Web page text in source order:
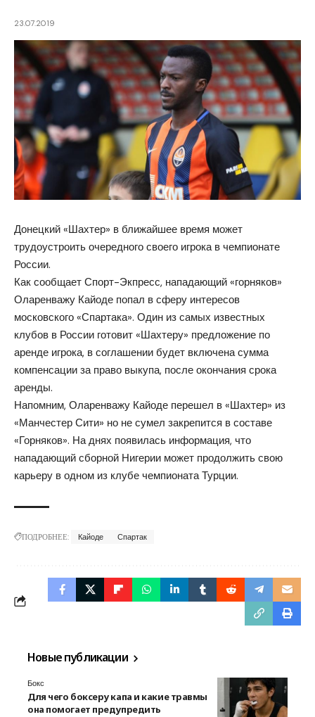
23.07.2019
Донецкий «Шахтер» в ближайшее время может
трудоустроить очередного своего игрока в чемпионате
России.
Как сообщает Спорт-Экпресс, нападающий «горняков»
Оларенважу Кайоде попал в сферу интересов
московского «Спартака». Один из самых известных
клубов в России готовит «Шахтеру» предложение по
аренде игрока, в соглашении будет включена сумма
компенсации за право выкупа, после окончания срока
аренды.
Напомним, Оларенважу Кайоде перешел в «Шахтер» из
«Манчестер Сити» но не сумел закрепится в составе
«Горняков». На днях появилась информация, что
нападающий сборной Нигерии может продолжить свою
карьеру в одном из клубе чемпионата Турции.
ПОДРОБНЕЕ: Кайоде Спартак
Новые публикации
Бокс
Для чего боксеру капа и какие травмы
она помогает предупредить